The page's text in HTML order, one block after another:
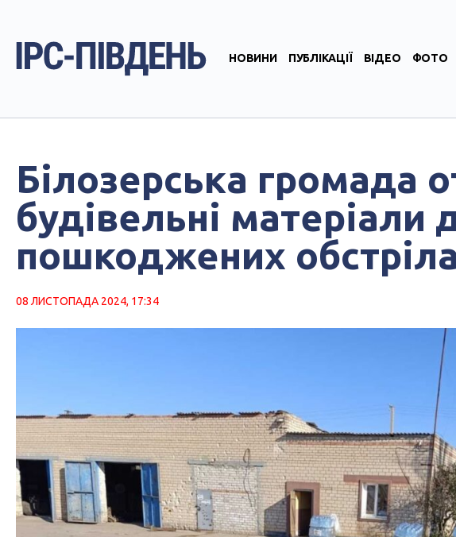
НОВИНИ ПУБЛІКАЦІЇ ВІДЕО ФОТО
Білозерська громада
будівельні матеріали
пошкоджених
08 ЛИСТОПАДА 2024, 17:34